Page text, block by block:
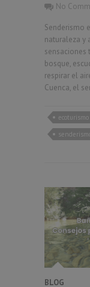
No
Senderismo
naturaleza y
sensaciones
bosque,
respirar el
Cuenca, el
ecoturismo
BLOG